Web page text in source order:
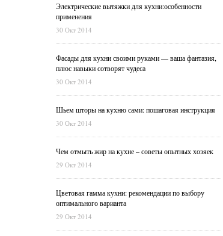
Электрические вытяжки для кухни:особенности
применения
30 Окт 2014
Фасады для кухни своими руками — ваша фантазия,
плюс навыки сотворят чудеса
30 Окт 2014
Шьем шторы на кухню сами: пошаговая инструкция
30 Окт 2014
Чем отмыть жир на кухне – советы опытных хозяек
29 Окт 2014
Цветовая гамма кухни: рекомендации по выбору
оптимального варианта
29 Окт 2014